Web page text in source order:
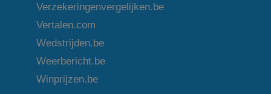
Verzekeringenvergelijken.be
Vertalen.com
Wedstrijden.be
Weerbericht.be
Winprijzen.be